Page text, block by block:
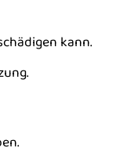
kann.